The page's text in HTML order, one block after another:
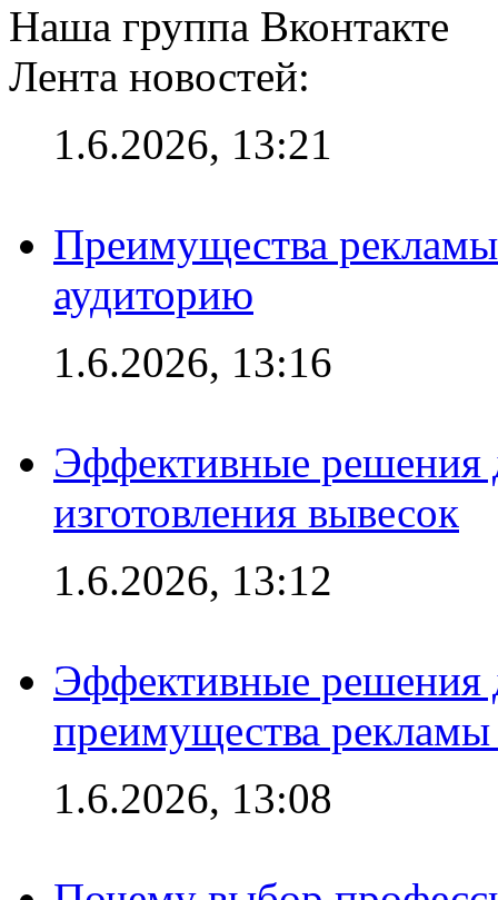
Наша группа Вконтакте
Лента новостей:
1.6.2026, 13:21
Преимущества
аудиторию
1.6.2026, 13:16
Эффективные решения
изготовления вывесок
1.6.2026, 13:12
Эффективные решения
преимущества рекламы
1.6.2026, 13:08